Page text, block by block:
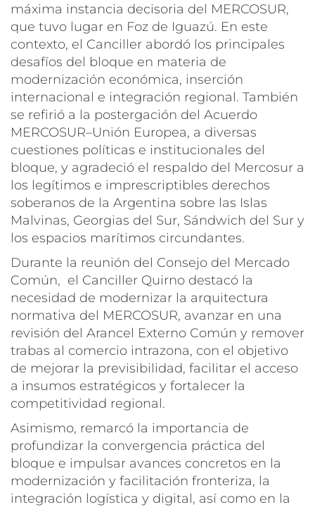
máxima instancia decisoria del MERCOSUR,
que tuvo lugar en Foz de Iguazú. En este
contexto, el Canciller abordó los principales
desafíos del bloque en materia de
modernización económica, inserción
internacional e integración regional. También
se refirió a la postergación del Acuerdo
MERCOSUR–Unión Europea, a diversas
cuestiones políticas e institucionales del
bloque, y agradeció el respaldo del Mercosur a
los legítimos e imprescriptibles derechos
soberanos de la Argentina sobre las Islas
Malvinas, Georgias del Sur, Sándwich del Sur y
los espacios marítimos circundantes.
Durante la reunión del Consejo del Mercado
Común, el Canciller Quirno destacó la
necesidad de modernizar la arquitectura
normativa del MERCOSUR, avanzar en una
revisión del Arancel Externo Común y remover
trabas al comercio intrazona, con el objetivo
de mejorar la previsibilidad, facilitar el acceso
a insumos estratégicos y fortalecer la
competitividad regional.
Asimismo, remarcó la importancia de
profundizar la convergencia práctica del
bloque e impulsar avances concretos en la
modernización y facilitación fronteriza, la
integración logística y digital, así como en la